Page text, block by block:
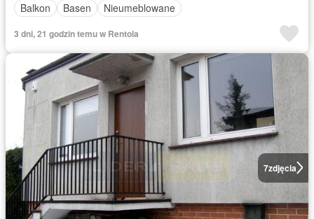
Balkon
Basen Nieumeblowane
3 dni, 21 godzin temu w Rentola
7zdjęcia